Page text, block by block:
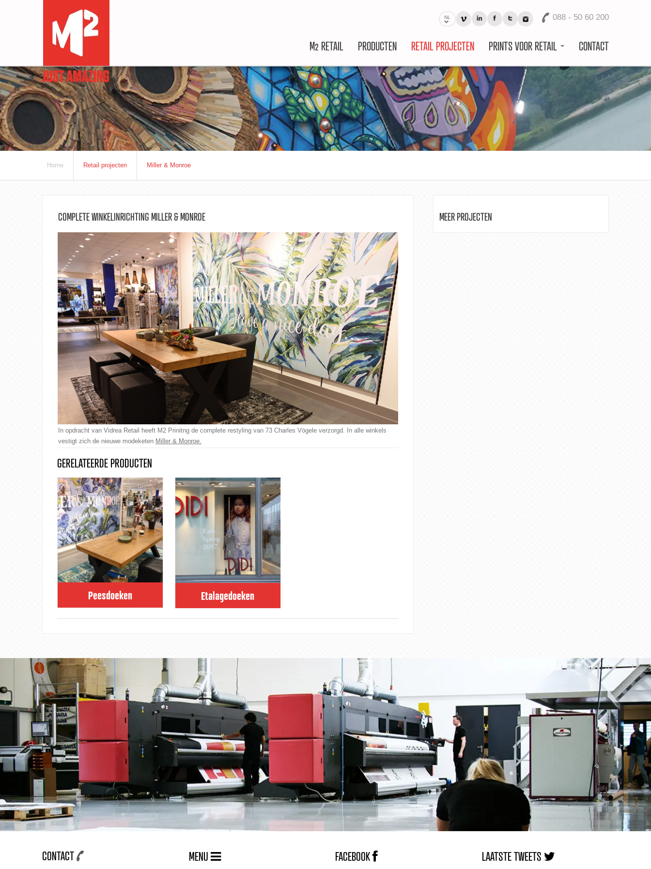
NL 088 - 50 60 200
M2 RETAIL PRODUCTEN RETAIL PROJECTEN PRINTS VOOR RETAIL CONTACT
Home Retail projecten Miller & Monroe
COMPLETE WINKELINRICHTING MILLER & MONROE
In opdracht van Vidrea Retail heeft M2 Prinitng de complete restyling van 73 Charles Vögele verzorgd. In alle winkels
vestigt zich de nieuwe modeketen Miller & Monroe.
GERELATEERDE PRODUCTEN
Peesdoeken Etalagedoeken
MEER PROJECTEN
CONTACT MENU FACEBOOK LAATSTE TWEETS